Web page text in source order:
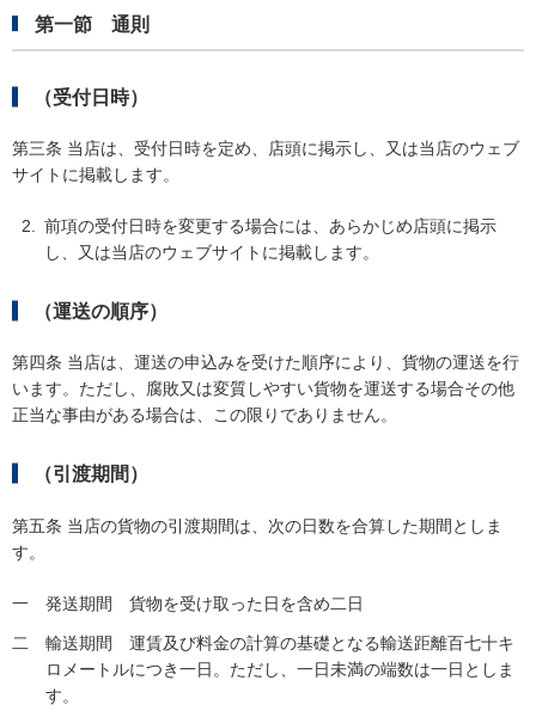
第一節 通則
（受付日時）
第三条 当店は、受付日時を定め、店頭に掲示し、又は当店のウェブ
サイトに掲載します。
前項の受付日時を変更する場合には、あらかじめ店頭に掲示
し、又は当店のウェブサイトに掲載します。
（運送の順序）
第四条 当店は、運送の申込みを受けた順序により、貨物の運送を行
います。ただし、腐敗又は変質しやすい貨物を運送する場合その他
正当な事由がある場合は、この限りでありません。
（引渡期間）
第五条 当店の貨物の引渡期間は、次の日数を合算した期間としま
す。
一 発送期間 貨物を受け取った日を含め二日
二
輸送期間 運賃及び料金の計算の基礎となる輸送距離百七十キ
ロメートルにつき一日。ただし、一日未満の端数は一日としま
す。